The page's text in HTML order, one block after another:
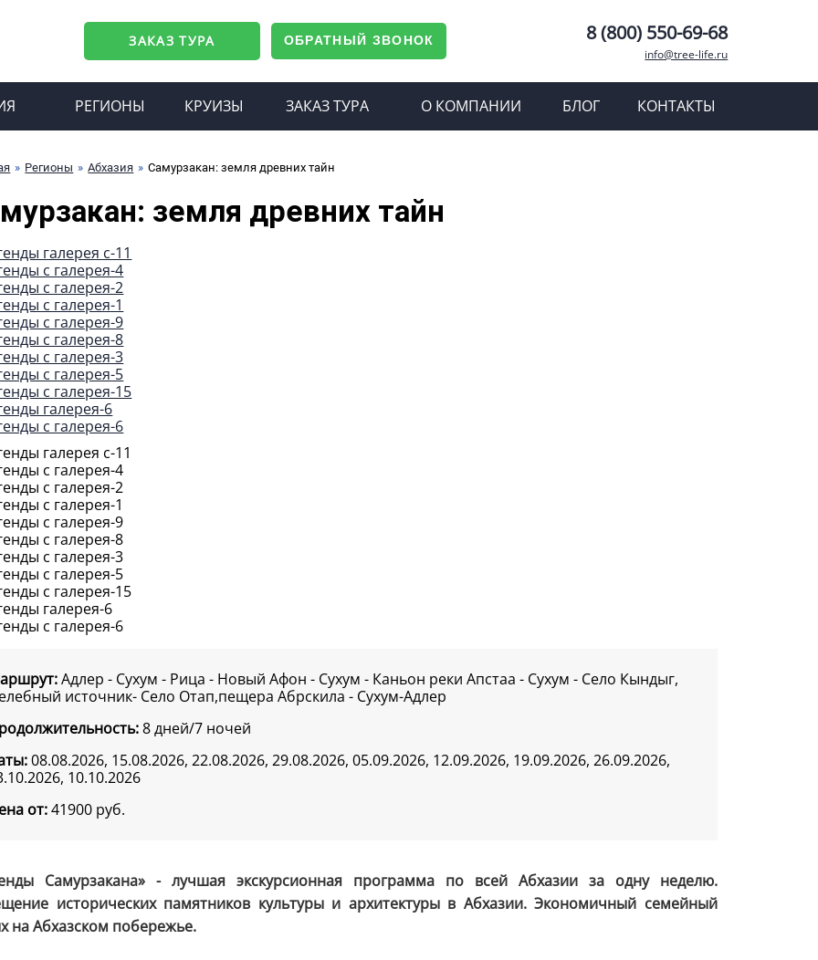
ЗАКАЗ ТУРА ОБРАТНЫЙ ЗВОНОК 8 (800) 550-69-68
info@tree-life.ru
РЕГИОНЫ КРУИЗЫ ЗАКАЗ ТУРА О КОМПАНИИ БЛОГ КОНТАКТЫ
Регионы Абхазия Самурзакан: земля древних тайн
земля древних тайн
Адлер - Сухум - Рица - Новый Афон - Сухум - Каньон реки Апстаа - Сухум - Село Кындыг,
источник- Село Отап,пещера Абрскила - Сухум-Адлер
8 дней/7 ночей
08.08.2026, 15.08.2026, 22.08.2026, 29.08.2026, 05.09.2026, 12.09.2026, 19.09.2026, 26.09.2026,
10.10.2026
от:41900 руб.
Самурзакана» - лучшая экскурсионная программа по всей Абхазии за одну неделю.
исторических памятников культуры и архитектуры в Абхазии. Экономичный семейный
на Абхазском побережье.